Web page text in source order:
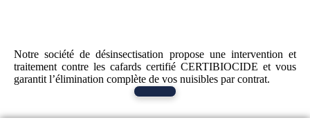
Notre société de désinsectisation propose une intervention et
traitement contre les cafards certifié CERTIBIOCIDE et vous
garantit l’élimination complète de vos nuisibles par contrat.